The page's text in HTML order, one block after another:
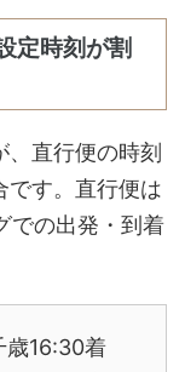
定時刻が割
直行便の時刻
です。直行便は
での出発・到着
歳16:30着